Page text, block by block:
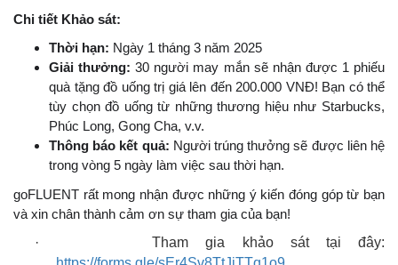
Chi tiết Khảo sát:
Thời hạn: Ngày 1 tháng 3 năm 2025
Giải thưởng: 30 người may mắn sẽ nhận được 1 phiếu
quà tặng đồ uống trị giá lên đến 200.000 VNĐ! Bạn có thể
tùy chọn đồ uống từ những thương hiệu như Starbucks,
Phúc Long, Gong Cha, v.v.
Thông báo kết quả: Người trúng thưởng sẽ được liên hệ
trong vòng 5 ngày làm việc sau thời hạn.
goFLUENT rất mong nhận được những ý kiến đóng góp từ bạn
và xin chân thành cảm ơn sự tham gia của bạn!
· Tham gia khảo sát tại đây: